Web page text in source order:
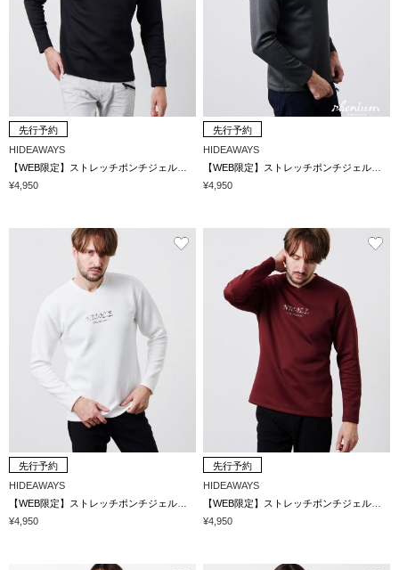
先行予約
HIDEAWAYS
¥4,950
先行予約
HIDEAWAYS
¥4,950
先行予約
HIDEAWAYS
¥4,950
先行予約
HIDEAWAYS
¥4,950